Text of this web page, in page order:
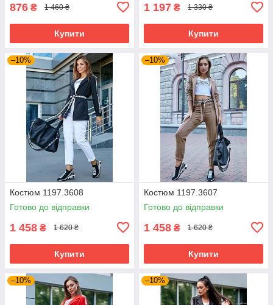
876 ₴ 1 460 ₴
Купити
1 197 ₴ 1 330 ₴
Купити
–10%
Костюм 1197.3608
Готово до відправки
1 458 ₴ 1 620 ₴
Купити
–10%
Костюм 1197.3607
Готово до відправки
1 458 ₴ 1 620 ₴
Купити
–10% –10%